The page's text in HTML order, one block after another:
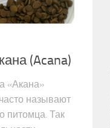
(Acana)
«Акана»
называют
питомца. Так